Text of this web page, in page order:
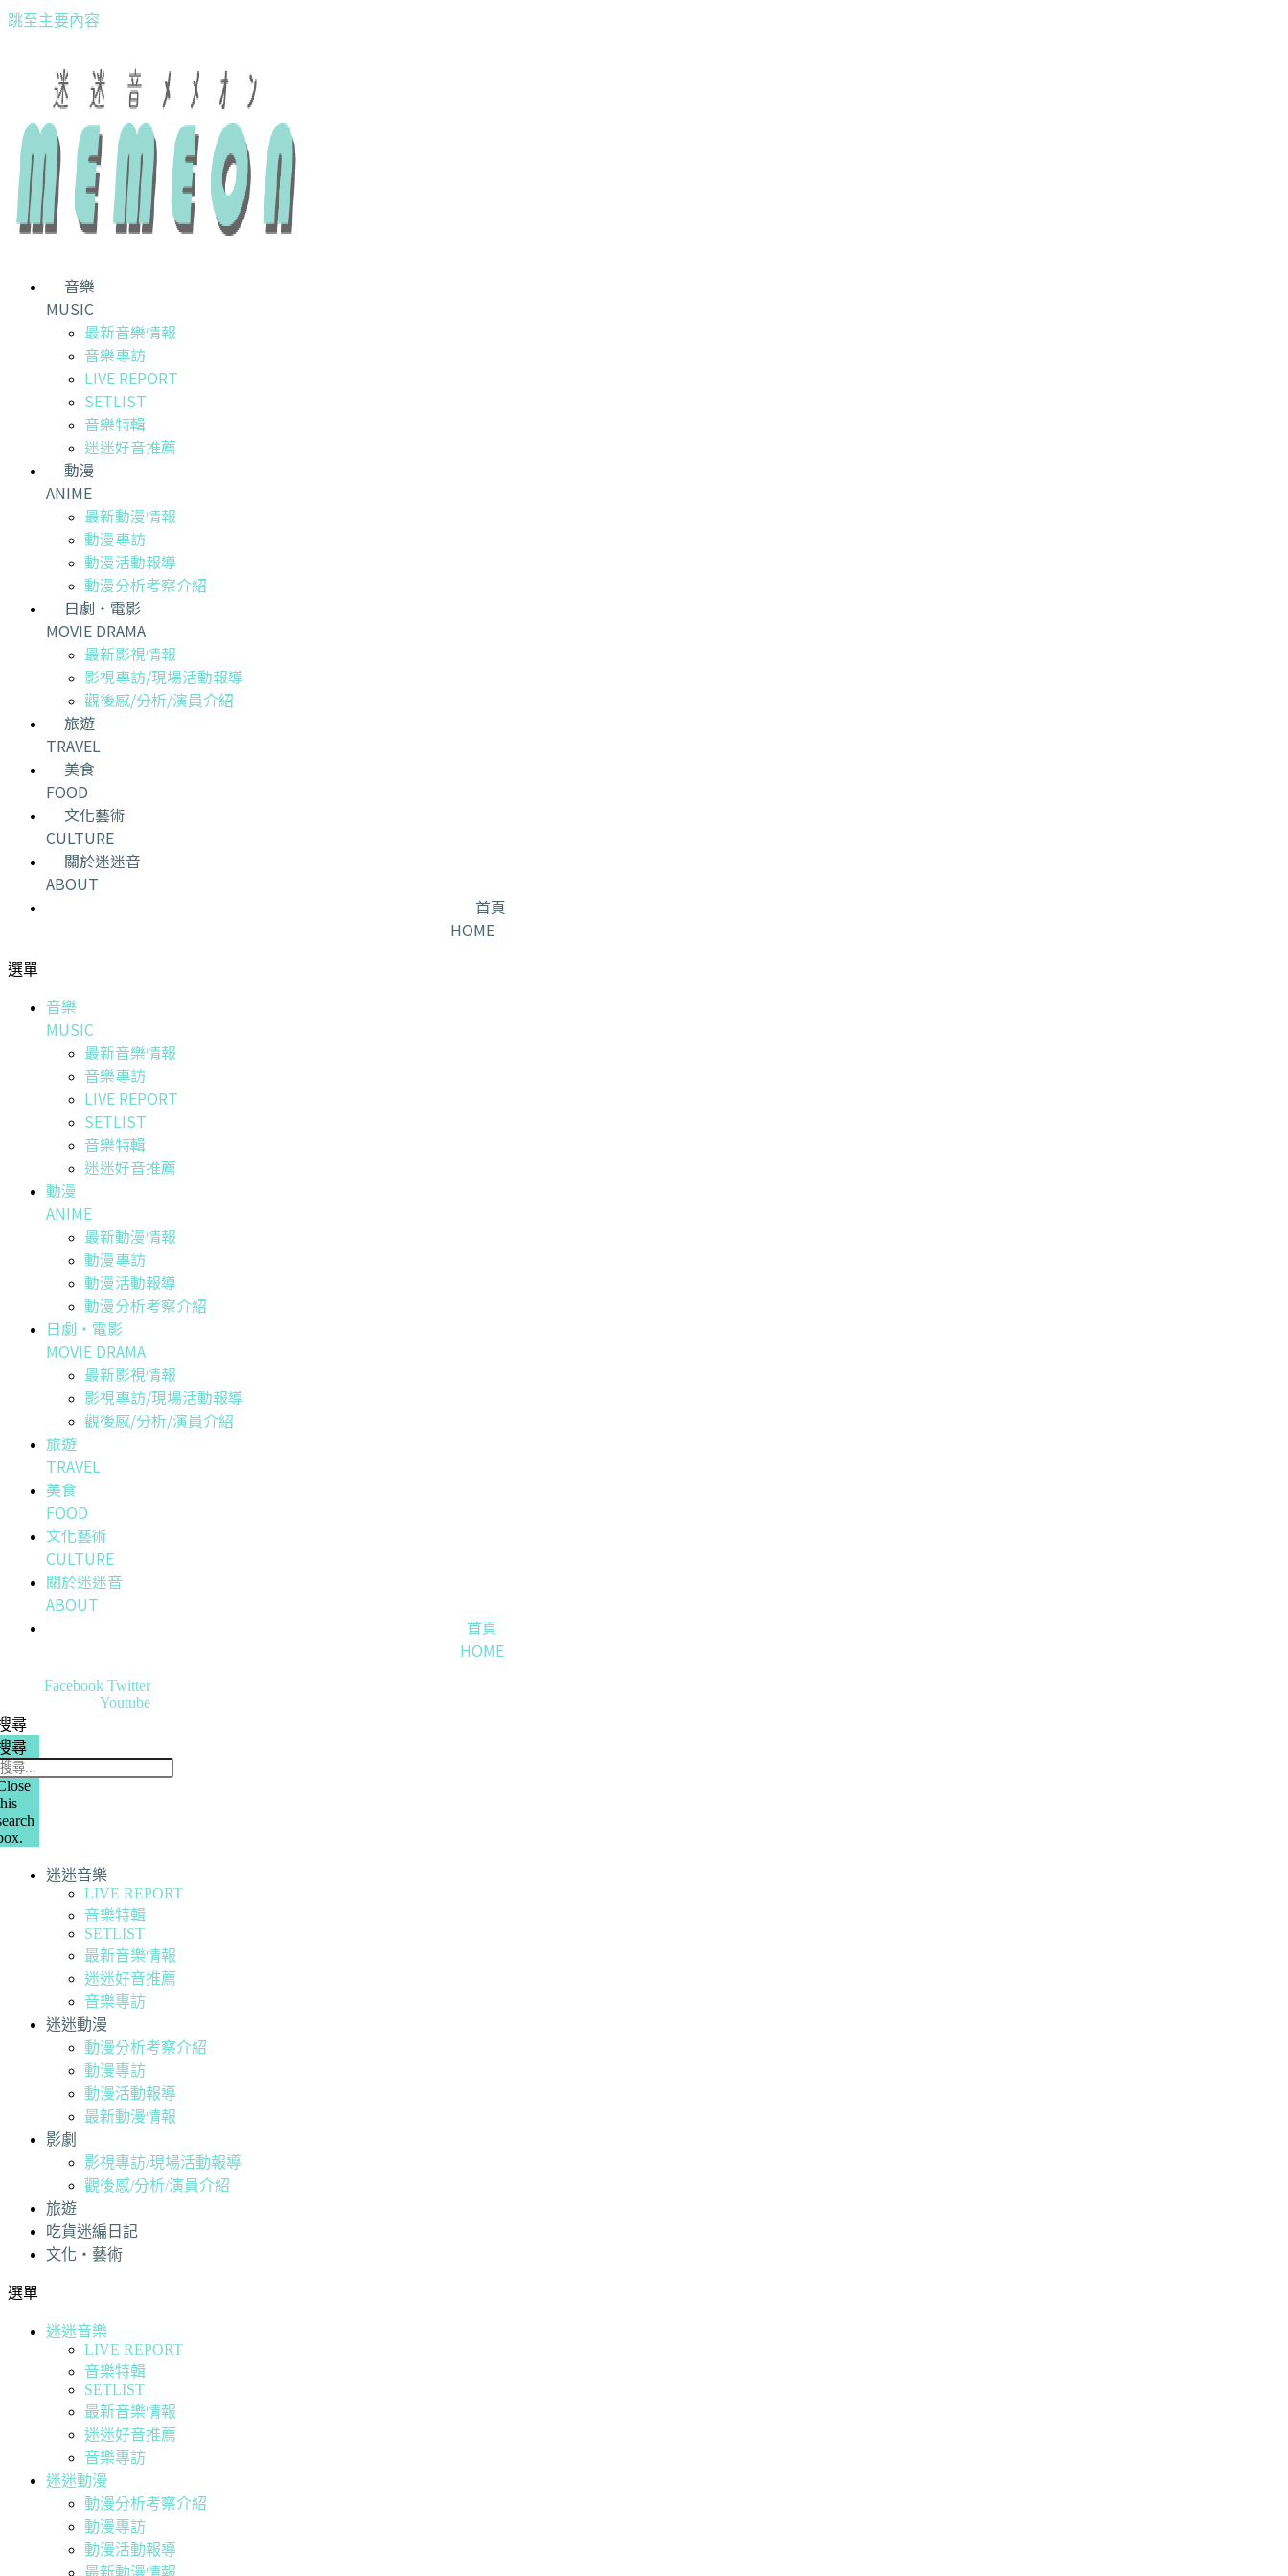
跳至主要內容
音樂
MUSIC
最新音樂情報
音樂專訪
LIVE REPORT
SETLIST
音樂特輯
迷迷好音推薦
動漫
ANIME
最新動漫情報
動漫專訪
動漫活動報導
動漫分析考察介紹
日劇・電影
MOVIE DRAMA
最新影視情報
影視專訪/現場活動報導
觀後感/分析/演員介紹
旅遊
TRAVEL
美食
FOOD
文化藝術
CULTURE
關於迷迷音
ABOUT
首頁
HOME
選單
音樂
MUSIC
最新音樂情報
音樂專訪
LIVE REPORT
SETLIST
音樂特輯
迷迷好音推薦
動漫
ANIME
最新動漫情報
動漫專訪
動漫活動報導
動漫分析考察介紹
日劇・電影
MOVIE DRAMA
最新影視情報
影視專訪/現場活動報導
觀後感/分析/演員介紹
旅遊
TRAVEL
美食
FOOD
文化藝術
CULTURE
關於迷迷音
ABOUT
首頁
HOME
Facebook Twitter
Youtube
尋
尋
迷迷音樂
LIVE REPORT
音樂特輯
SETLIST
最新音樂情報
迷迷好音推薦
音樂專訪
迷迷動漫
動漫分析考察介紹
動漫專訪
動漫活動報導
最新動漫情報
影劇
影視專訪/現場活動報導
觀後感/分析/演員介紹
旅遊
吃貨迷編日記
文化・藝術
選單
迷迷音樂
LIVE REPORT
音樂特輯
SETLIST
最新音樂情報
迷迷好音推薦
音樂專訪
迷迷動漫
動漫分析考察介紹
動漫專訪
動漫活動報導
最新動漫情報